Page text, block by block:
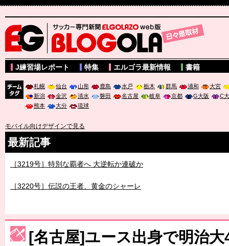
サッカー専門新聞ELGOLAZO web版 BLOGOLA
J練習場レポート 特集 エルゴラ最新情報 書籍
札幌 仙台 山形 鹿島 水戸 栃木 群馬 浦和
大宮
新潟
金沢 清水 磐田 名古屋 岐阜 京都 G大阪
C
熊本
大分 琉球
モバイル向けデザインで見る
最新記事
［3219号］特別な覇者へ 大逆転か連破か
［3220号］伝説の王者、黄金のシャーレ
［3230号］世界一への夢は終わらない
［3223号］一丸。日本出陣
[名古屋]ユース出身で明治